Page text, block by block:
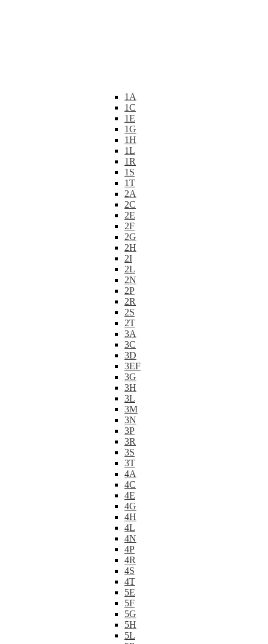
1A
1C
1E
1G
1H
1L
1R
1S
1T
2A
2C
2E
2F
2G
2H
2I
2L
2N
2P
2R
2S
2T
3A
3C
3D
3EF
3G
3H
3L
3M
3N
3P
3R
3S
3T
4A
4C
4E
4G
4H
4L
4N
4P
4R
4S
4T
5E
5F
5G
5H
5L